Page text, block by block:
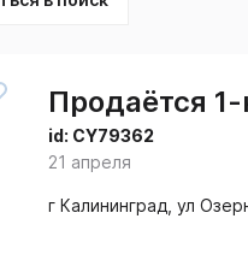
Продаётся
id: CY79362
21 апреля
г Калининград, ул